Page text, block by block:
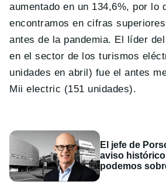
aumentado en un 134,6%, por lo
encontramos en cifras
antes de la pandemia. El líder
en el sector de los turismos
unidades en abril) fue el antes
Mii electric (151 unidades).
El jefe de
aviso
podemos